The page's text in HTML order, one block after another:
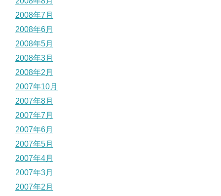
2008年7月
2008年6月
2008年5月
2008年3月
2008年2月
2007年10月
2007年8月
2007年7月
2007年6月
2007年5月
2007年4月
2007年3月
2007年2月